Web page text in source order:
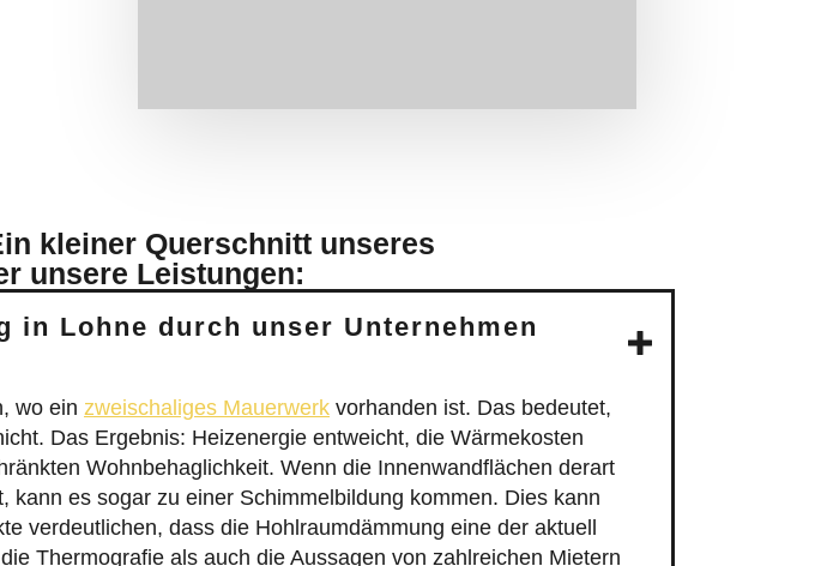
unsere Leistungen:
in Lohne durch unser Unternehmen
wo ein
Das Ergebnis: Heizenergie entweicht, die Wärmekosten
Wohnbehaglichkeit. Wenn die Innenwandflächen derart
kann es sogar zu einer Schimmelbildung kommen. Dies kann
verdeutlichen, dass die Hohlraumdämmung eine der aktuell
Thermografie als auch die Aussagen von zahlreichen Mietern
Gebäude leben.